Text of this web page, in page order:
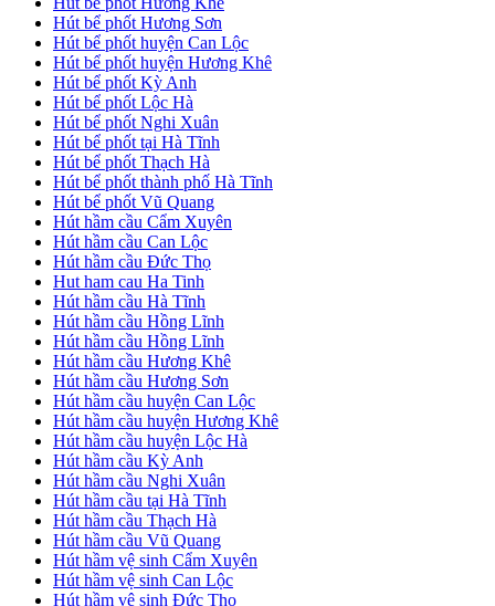
Hút bể phốt Hương Sơn
Hút bể phốt huyện Can Lộc
Hút bể phốt huyện Hương Khê
Hút bể phốt Kỳ Anh
Hút bể phốt Lộc Hà
Hút bể phốt Nghi Xuân
Hút bể phốt tại Hà Tĩnh
Hút bể phốt Thạch Hà
Hút bể phốt thành phố Hà Tĩnh
Hút bể phốt Vũ Quang
Hút hầm cầu Cẩm Xuyên
Hút hầm cầu Can Lộc
Hút hầm cầu Đức Thọ
Hut ham cau Ha Tinh
Hút hầm cầu Hà Tĩnh
Hút hầm cầu Hồng Lĩnh
Hút hầm cầu Hồng Lĩnh
Hút hầm cầu Hương Khê
Hút hầm cầu Hương Sơn
Hút hầm cầu huyện Can Lộc
Hút hầm cầu huyện Hương Khê
Hút hầm cầu huyện Lộc Hà
Hút hầm cầu Kỳ Anh
Hút hầm cầu Nghi Xuân
Hút hầm cầu tại Hà Tĩnh
Hút hầm cầu Thạch Hà
Hút hầm cầu Vũ Quang
Hút hầm vệ sinh Cẩm Xuyên
Hút hầm vệ sinh Can Lộc
Hút hầm vệ sinh Đức Thọ